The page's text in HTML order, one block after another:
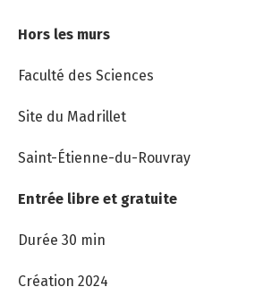
Hors les murs
Faculté des Sciences
Site du Madrillet
Saint-Étienne-du-Rouvray
Entrée libre et gratuite
Durée 30 min
Création 2024